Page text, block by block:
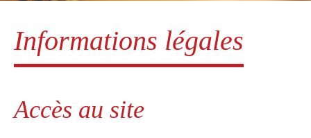
Informations légales
Accès au site